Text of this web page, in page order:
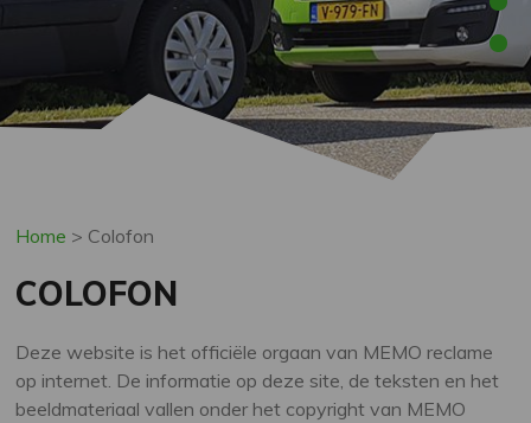
Home > Colofon
COLOFON
Deze website is het officiële orgaan van MEMO reclame
op internet. De informatie op deze site, de teksten en het
beeldmateriaal vallen onder het copyright van MEMO